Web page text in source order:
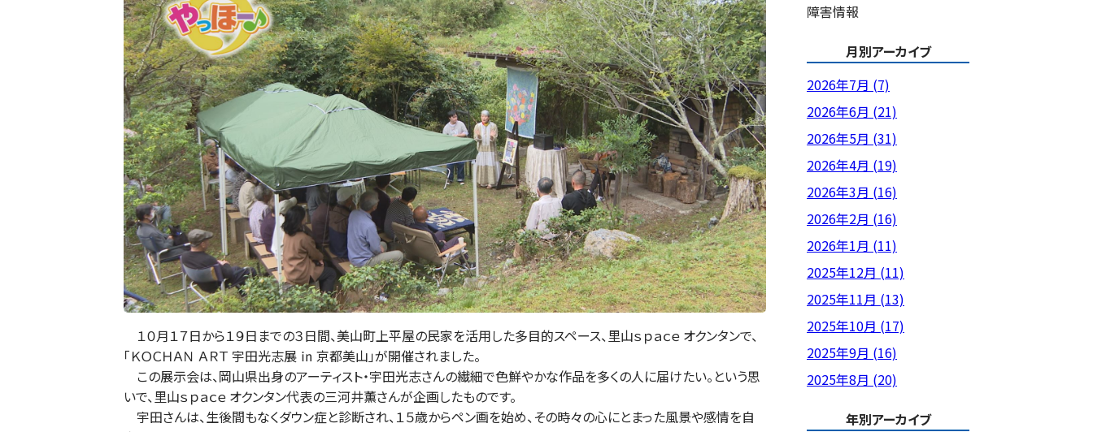
１０月１７日から１９日までの３日間、美山町上平屋の民家を活用した多目的スペース、里山ｓｐａｃｅ オクンタンで、
「ＫＯＣＨＡＮ ＡＲＴ 宇田光志展 ㏌ 京都美山」が開催されました。
この展示会は、岡山県出身のアーティスト・宇田光志さんの繊細で色鮮やかな作品を多くの人に届けたい。という思
いで、里山ｓｐａｃｅ オクンタン代表の三河井薫さんが企画したものです。
宇田さんは、生後間もなくダウン症と診断され、１５歳からペン画を始め、その時々の心にとまった風景や感情を自
障害情報
月別アーカイブ
2026年7月 (7)
2026年6月 (21)
2026年5月 (31)
2026年4月 (19)
2026年3月 (16)
2026年2月 (16)
2026年1月 (11)
2025年12月 (11)
2025年11月 (13)
2025年10月 (17)
2025年9月 (16)
2025年8月 (20)
年別アーカイブ